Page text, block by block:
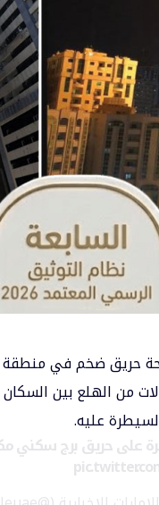
حريق ضخم في
من الهلع بين
عليه.
على حريق برج سكني مكون